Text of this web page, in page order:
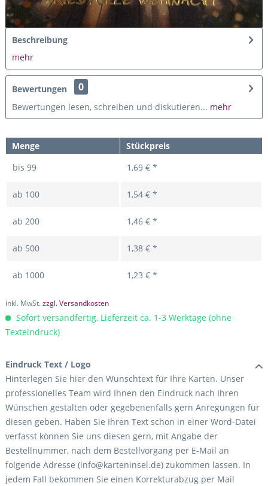
Beschreibung
mehr
Bewertungen 0
Bewertungen lesen, schreiben und diskutieren... mehr
Menge
Stückpreis
bis 99 1,69 € *
ab 100 1,54 € *
ab 200 1,46 € *
ab 500 1,38 € *
ab 1000 1,23 € *
inkl. MwSt.zzgl. Versandkosten
Sofort versandfertig, Lieferzeit ca. 1-3 Werktage (ohne
Texteindruck)
Eindruck Text / Logo
Hinterlegen Sie hier den Wunschtext für Ihre Karten. Unser
professionelles Team wird Ihnen den Eindruck nach Ihren
Wünschen gestalten oder gegebenenfalls gern Anregungen für
diesen geben. Haben Sie Ihren Text schon in einer Word-Datei
verfasst können Sie uns diesen gern, mit Angabe der
Bestellnummer, nach dem Bestellvorgang per E-Mail an
folgende Adresse (info@karteninsel.de) zukommen lassen. In
jedem Fall bekommen Sie einen Korrekturabzug per Mail